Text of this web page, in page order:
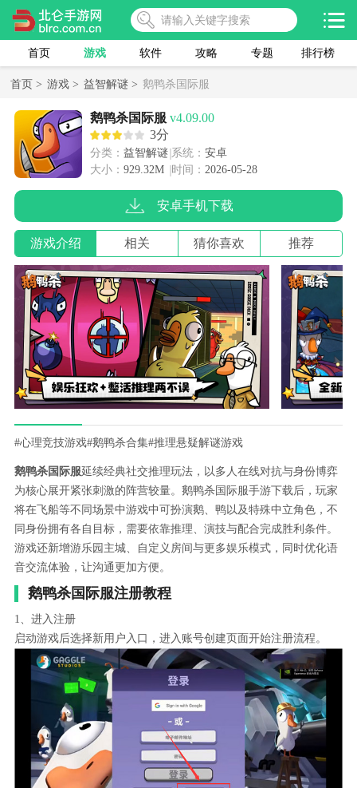
首页 游戏 软件 攻略 专题 排行榜
首页 > 游戏 > 益智解谜 > 鹅鸭杀国际服
鹅鸭杀国际服 v4.09.00
3分
分类： 益智解谜 系统： 安卓
大小： 929.32M 时间： 2026-05-28
安卓手机下载
游戏介绍 相关 猜你喜欢 推荐
#心理竞技游戏#鹅鸭杀合集#推理悬疑解谜游戏
鹅鸭杀国际服延续经典社交推理玩法，以多人在线对抗与身份博弈
为核心展开紧张刺激的阵营较量。鹅鸭杀国际服手游下载后，玩家
将在飞船等不同场景中游戏中可扮演鹅、鸭以及特殊中立角色，不
同身份拥有各自目标，需要依靠推理、演技与配合完成胜利条件。
游戏还新增游乐园主城、自定义房间与更多娱乐模式，同时优化语
音交流体验，让沟通更加方便。
鹅鸭杀国际服注册教程
1、进入注册
启动游戏后选择新用户入口，进入账号创建页面开始注册流程。